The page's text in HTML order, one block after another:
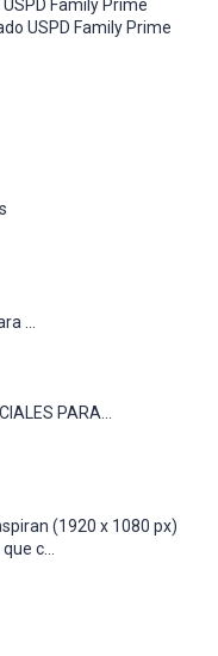
USPD Family Prime
USPD Family Prime
...
PARA...
c...